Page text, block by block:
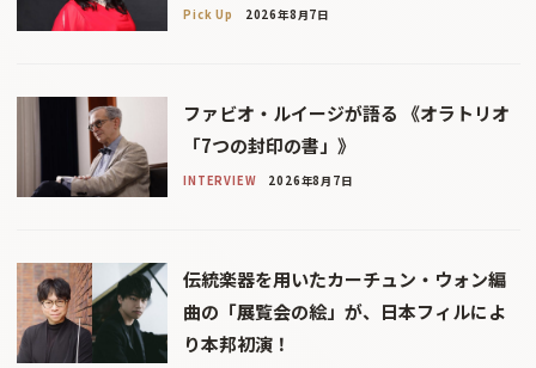
Pick Up 2026年8月7日
ファビオ・ルイージが語る 《オラトリオ
「7つの封印の書」》
INTERVIEW 2026年8月7日
伝統楽器を用いたカーチュン・ウォン編
曲の「展覧会の絵」が、日本フィルによ
り本邦初演！